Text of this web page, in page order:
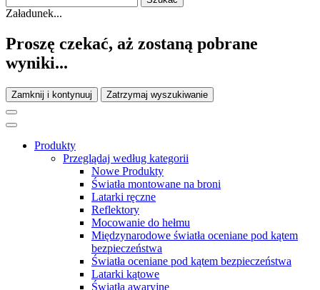
Załadunek...
Proszę czekać, aż zostaną pobrane
wyniki...
Zamknij i kontynuuj Zatrzymaj wyszukiwanie
Produkty
Przeglądaj według kategorii
Nowe Produkty
Światła montowane na broni
Latarki ręczne
Reflektory
Mocowanie do hełmu
Międzynarodowe światła oceniane pod kątem
bezpieczeństwa
Światła oceniane pod kątem bezpieczeństwa
Latarki kątowe
Światła awaryjne